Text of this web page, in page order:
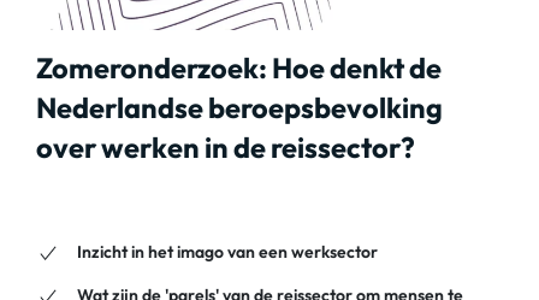
Zomeronderzoek: Hoe denkt de
Nederlandse beroepsbevolking
over werken in de reissector?
Inzicht in het imago van een werksector
Wat zijn de 'parels' van de reissector om mensen te